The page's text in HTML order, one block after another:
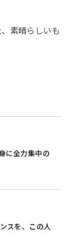
素晴らしいも
に全力集中の
スを、この人